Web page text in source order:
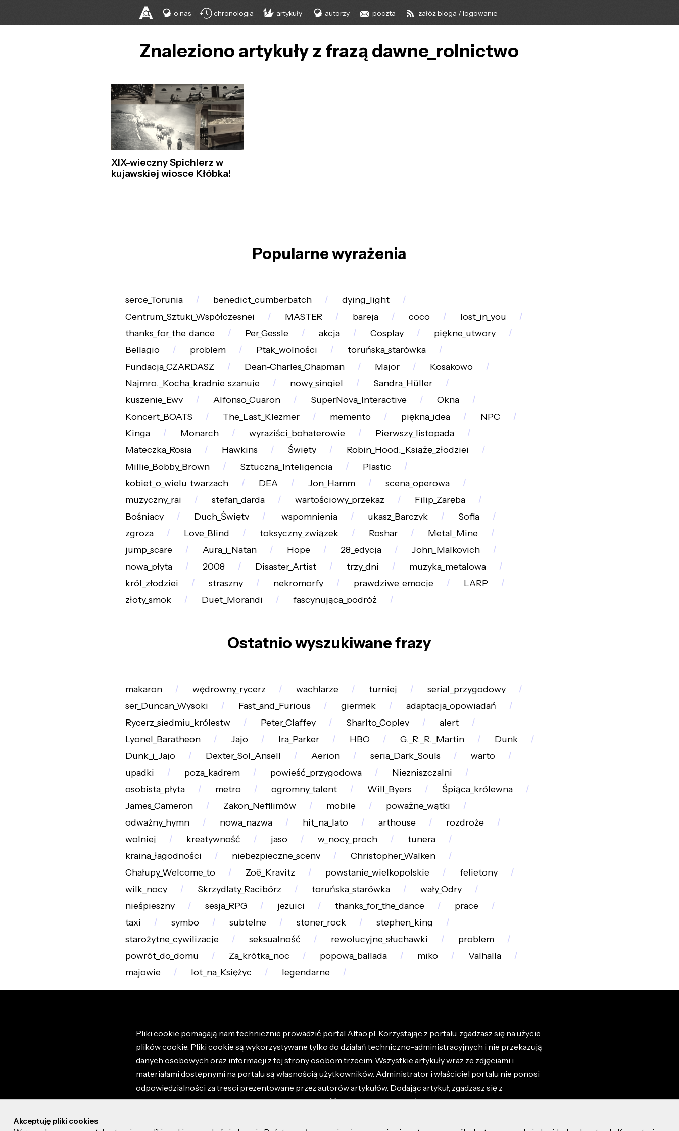
o nas chronologia artykuły autorzy poczta załóż bloga / logowanie
Znaleziono artykuły z frazą dawne_rolnictwo
XIX-wieczny Spichlerz w
kujawskiej wiosce Kłóbka!
Popularne wyrażenia
serce_Torunia benedict_cumberbatch
dying_light
Centrum_Sztuki_Współczesnej
MASTER bareja coco
lost_in_you
thanks_for_the_dance
Per_Gessle akcja Cosplay
piękne_utwory
Bellagio
problem Ptak_wolności
toruńska_starówka
Fundacja_CZARDASZ
Dean-Charles_Chapman Major
Kosakowo
Najmro._Kocha_kradnie_szanuje
nowy_singiel
Sandra_Hüller
kuszenie_Ewy
Alfonso_Cuaron SuperNova_Interactive
Okna
Koncert_BOATS
The_Last_Klezmer memento piękna_idea
NPC
Kinga
Monarch wyraziści_bohaterowie
Pierwszy_listopada
Mateczka_Rosja
Hawkins Święty
Robin_Hood:_Książę_złodziei
Millie_Bobby_Brown
Sztuczna_Inteligencja
Plastic
kobiet_o_wielu_twarzach
DEA Jon_Hamm
scena_operowa
muzyczny_raj
stefan_darda wartościowy_przekaz
Filip_Zaręba
Bośniacy
Duch_Święty wspomnienia ukasz_Barczyk
Sofia
zgroza
Love_Blind toksyczny_związek Roshar
Metal_Mine
jump_scare
Aura_i_Natan Hope 28_edycja
John_Malkovich
nowa_płyta
2008 Disaster_Artist trzy_dni
muzyka_metalowa
król_złodziei
straszny nekromorfy prawdziwe_emocje
LARP
złoty_smok
Duet_Morandi fascynująca_podróż
Ostatnio wyszukiwane frazy
makaron wędrowny_rycerz wachlarze turniej
serial_przygodowy
ser_Duncan_Wysoki
Fast_and_Furious giermek
adaptacja_opowiadań
Rycerz_siedmiu_królestw
Peter_Claffey Sharlto_Copley
alert
Lyonel_Baratheon
Jajo Ira_Parker HBO G._R._R._Martin
Dunk
Dunk_i_Jajo
Dexter_Sol_Ansell Aerion seria_Dark_Souls
warto
upadki
poza_kadrem powieść_przygodowa
Niezniszczalni
osobista_płyta
metro ogromny_talent Will_Byers
Śpiąca_królewna
James_Cameron
Zakon_Nefilimów mobile
poważne_wątki
odważny_hymn
nowa_nazwa hit_na_lato arthouse
rozdroże
wolniej
kreatywność jaso w_nocy_proch
tunera
kraina_łagodności
niebezpieczne_sceny
Christopher_Walken
Chałupy_Welcome_to
Zoë_Kravitz powstanie_wielkopolskie
felietony
wilk_nocy
Skrzydlaty_Racibórz toruńska_starówka
wały_Odry
nieśpieszny
sesja_RPG jezuici thanks_for_the_dance
prace
taxi
symbo subtelne stoner_rock
stephen_king
starożytne_cywilizacje
seksualność rewolucyjne_słuchawki
problem
powrót_do_domu
Za_krótka_noc popowa_ballada miko
Valhalla
majowie
lot_na_Księżyc legendarne
Pliki cookie pomagają nam technicznie prowadzić portal Altao.pl. Korzystając z portalu, zgadzasz się na użycie
plików cookie. Pliki cookie są wykorzystywane tylko do działań techniczno-administracyjnych i nie przekazują
danych osobowych oraz informacji z tej strony osobom trzecim. Wszystkie artykuły wraz ze zdjęciami i
materiałami dostępnymi na portalu są własnością użytkowników. Administrator i właściciel portalu nie ponosi
odpowiedzialności za tresci prezentowane przez autorów artykułów. Dodając artykuł, zgadzasz się z
regulaminem portalu oraz ponosisz odpowiedzialność za wszystkie materiały umieszczone przez Ciebie na
Akceptuję pliki cookies